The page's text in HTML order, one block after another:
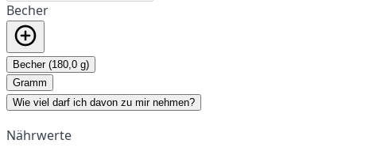
Becher
Becher (180,0 g)
Gramm
Wie viel darf ich davon zu mir nehmen?
Nährwerte